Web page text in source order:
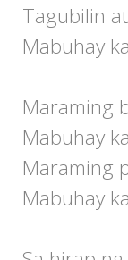
Tagubilin
Mabuhay
Maraming
Mabuhay
Maraming
Mabuhay